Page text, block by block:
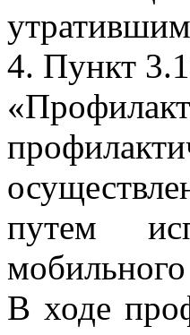
4. Пункт
путем
В ходе